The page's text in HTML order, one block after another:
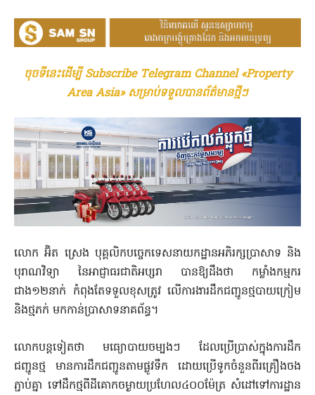
ចុចទីនេះដើម្បី Subscribe Telegram Channel «Property
Area Asia» សម្រាប់ទទួលបានព័ត៌មានថ្មីៗ
លោក អ៊ិត ស្រេង បុគ្គលិកបច្ចេកទេសនាយកដ្ឋានអភិរក្សប្រា​សាទ និង
បុរាណវិទ្យា នៃអាជ្ញាធរជាតិអប្សរា បានឱ្យដឹងថា កម្លាំងកម្មករ
ជាង១២នាក់ កំពុងតែទទួលខុសត្រូវ លើការងារដឹកជញ្ជូនថ្មបា​យ​ក្រៀម
និងថ្មភក់ មកកាន់ប្រាសាទនាគព័ន្ធ។
លោកបន្តទៀតថា មធ្យោបាយចម្បងៗ ដែលប្រើប្រាស់ក្នុងការដឹក
ជញ្ជូនថ្ម មានការដឹកជញ្ជូនតាមផ្លូវទឹក ដោយប្រើទូកចំនួនពីរគ្រឿងចង
ភ្ជាប់គ្នា ទៅដឹកថ្មពីដីគោកចម្ងាយប្រហែល៤០០ម៉ែត្រ សំដៅទៅការដ្ឋាន